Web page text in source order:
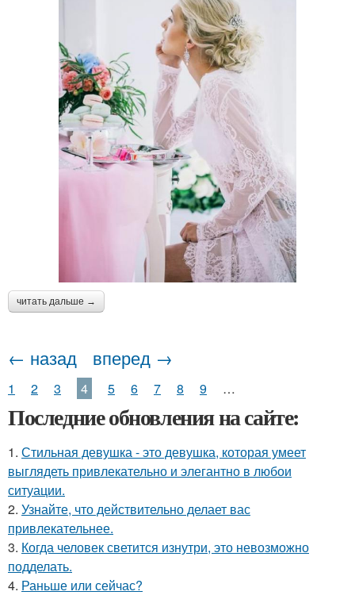
читать дальше →
← назад вперед →
1 2 3 4 5 6 7 8 9 …
Последние обновления на сайте:
1. Стильная девушка - это девушка, которая умеет
выглядеть привлекательно и элегантно в любои
ситуации.
2. Узнайте, что действительно делает вас
привлекательнее.
3. Когда человек светится изнутри, это невозможно
подделать.
4. Раньше или сейчас?